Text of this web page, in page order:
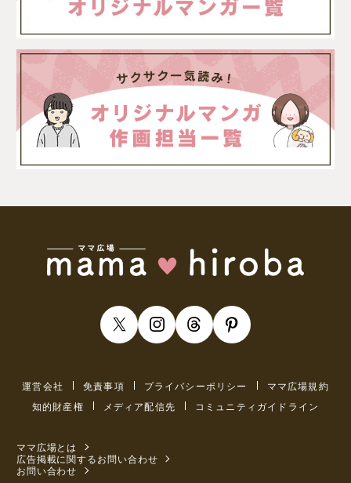
運営会社 免責事項 プライバシーポリシー
ママ広場規約
知的財産権
メディア配信先 コミュニティガイドライン
ママ広場とは
広告掲載に関するお問い合わせ
お問い合わせ